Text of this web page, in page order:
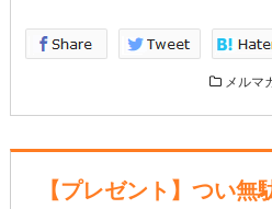
メルマ
【プレゼント】つい無